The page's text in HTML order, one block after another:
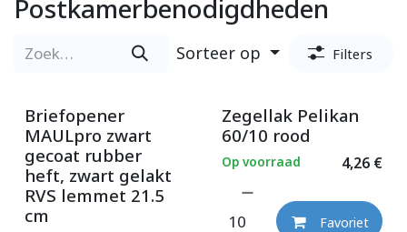
Postkamerbenodigdheden
Sorteer op Filters
Briefopener
MAULpro zwart
gecoat rubber
heft, zwart gelakt
RVS lemmet 21.5
cm
Zegellak Pelikan
60/10 rood
4,26€
Op voorraad
Favoriet